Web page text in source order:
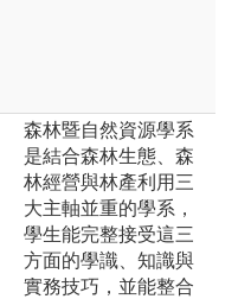
森林暨自然資源學系
是結合森林生態、森
林經營與林產利用三
大主軸並重的學系，
學生能完整接受這三
方面的學識、知識與
實務技巧，並能整合